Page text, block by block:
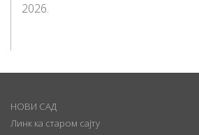
2026.
НОВИ САД
Линк ка старом сајту